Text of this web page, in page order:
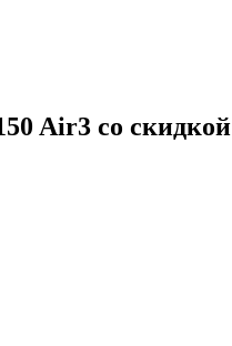
Air3 со скидкой